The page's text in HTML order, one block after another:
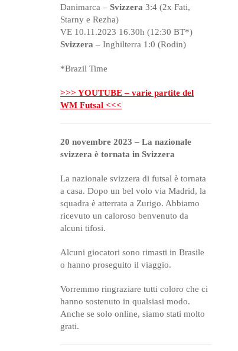
Danimarca – Svizzera 3:4 (2x Fati,
Starny e Rezha)
VE 10.11.2023 16.30h (12:30 BT*)
Svizzera – Inghilterra 1:0 (Rodin)
*Brazil Time
>>> YOUTUBE – varie partite del
WM Futsal <<<
20 novembre 2023 – La nazionale
svizzera è tornata in Svizzera
La nazionale svizzera di futsal è tornata
a casa. Dopo un bel volo via Madrid, la
squadra è atterrata a Zurigo. Abbiamo
ricevuto un caloroso benvenuto da
alcuni tifosi.
Alcuni giocatori sono rimasti in Brasile
o hanno proseguito il viaggio.
Vorremmo ringraziare tutti coloro che ci
hanno sostenuto in qualsiasi modo.
Anche se solo online, siamo stati molto
grati.